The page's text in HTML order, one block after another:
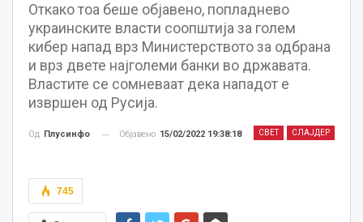
Откако тоа беше објавено, попладнево
украинските власти соопштија за голем
кибер напад врз Министерството за одбрана
и врз двете најголеми банки во државата.
Властите се сомневаат дека нападот е
извршен од Русија.
СВЕТ СЛАЈДЕР
Од Плусинфо Објавено 15/02/2022 19:38:18
745